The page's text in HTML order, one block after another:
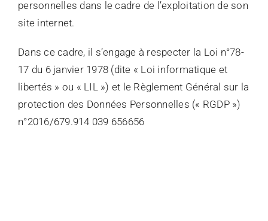
personnelles dans le cadre de l’exploitation de son
site internet.
Dans ce cadre, il s’engage à respecter la Loi n°78-
17 du 6 janvier 1978 (dite « Loi informatique et
libertés » ou « LIL ») et le Règlement Général sur la
protection des Données Personnelles (« RGDP »)
n°2016/679.914 039 656656